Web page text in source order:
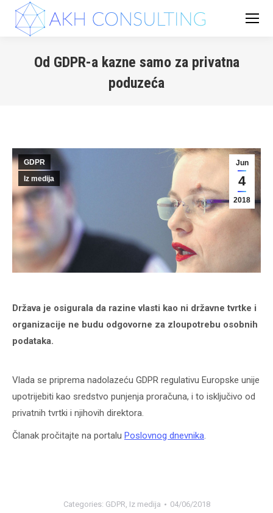
Od GDPR-a kazne samo za privatna
poduzeća
Jun
4
2018
GDPR
Iz medija
Država je osigurala da razine vlasti kao ni državne tvrtke i
organizacije ne budu odgovorne za zloupotrebu osobnih
podataka.
Vlada se priprema nadolazeću GDPR regulativu Europske unije
upotrijebiti kao sredstvo punjenja proračuna, i to isključivo od
privatnih tvrtki i njihovih direktora.
Članak pročitajte na portalu Poslovnog dnevnika.
Categories: GDPR, Iz medija 04/06/2018